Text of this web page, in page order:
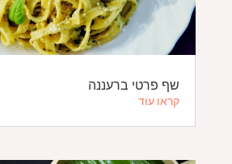
שף פרטי ברעננה
קראו עוד